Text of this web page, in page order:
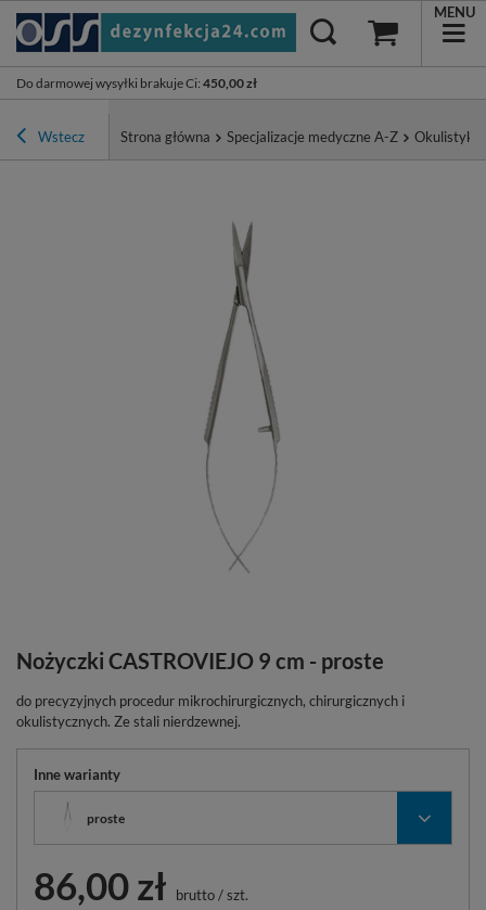
Do darmowej wysyłki brakuje Ci: 450,00 zł
MENU
Wstecz Strona główna Specjalizacje medyczne A-Z Okulistyka
Nożyczki CASTROVIEJO 9 cm - proste
do precyzyjnych procedur mikrochirurgicznych, chirurgicznych i
okulistycznych. Ze stali nierdzewnej.
Inne warianty
proste
86,00 zł brutto/szt.